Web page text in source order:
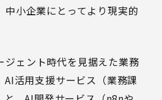
中小企業にとってより現実的
ジェント時代を見据えた業務
AI活用支援サービス （業務課